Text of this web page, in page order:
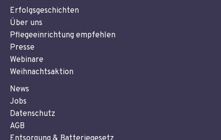
Erfolgsgeschichten
Über uns
Pflegeeinrichtung empfehlen
Presse
Webinare
Weihnachtsaktion
News
Jobs
Datenschutz
AGB